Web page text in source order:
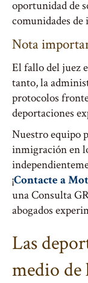
oportunidad de
comunidades
Nota
El fallo del juez
tanto, la
protocolos
deportaciones
Nuestro equipo
inmigración en
¡Contacte a
una Consulta
abogados
Las
medio de